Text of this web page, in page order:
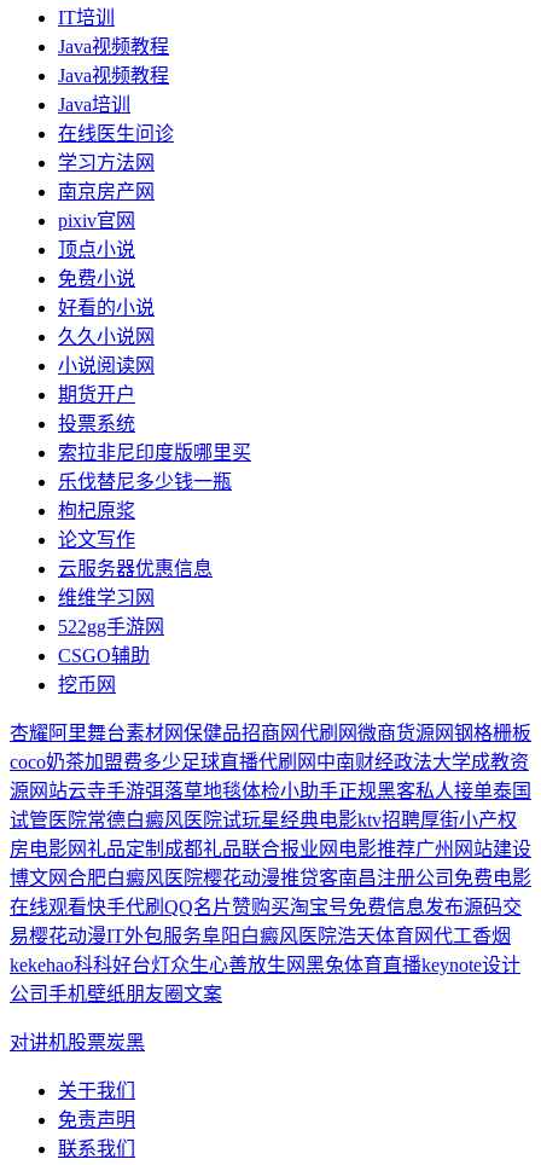
IT培训
Java视频教程
Java视频教程
Java培训
在线医生问诊
学习方法网
南京房产网
pixiv官网
顶点小说
免费小说
好看的小说
久久小说网
小说阅读网
期货开户
投票系统
索拉非尼印度版哪里买
乐伐替尼多少钱一瓶
枸杞原浆
论文写作
云服务器优惠信息
维维学习网
522gg手游网
CSGO辅助
挖币网
杏耀 阿里舞台素材网保健品招商网代刷网微商货源网钢格栅板
coco奶茶加盟费多少足球直播代刷网 中南财经政法大学成教资
源网站云寺手游弭落草地毯体检小助手正规黑客私人接单泰国
试管医院常德白癜风医院试玩星经典电影ktv招聘厚街小产权
房电影网礼品定制 成都礼品联合报业网 电影推荐广州网站建设
博文网合肥白癜风医院樱花动漫推贷客南昌注册公司 免费电影
在线观看快手代刷 QQ名片赞购买淘宝号免费信息发布源码交
易樱花动漫IT外包服务阜阳白癜风医院浩天体育网代工香烟
kekehao科科好台灯众生心善放生网黑兔体育直播keynote设计
公司手机壁纸朋友圈文案
对讲机股票炭黑
关于我们
免责声明
联系我们